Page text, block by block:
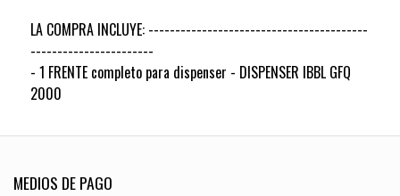
LA COMPRA INCLUYE: -----------------------------------------
-----------------------
- 1 FRENTE completo para dispenser - DISPENSER IBBL GFQ
2000
MEDIOS DE PAGO